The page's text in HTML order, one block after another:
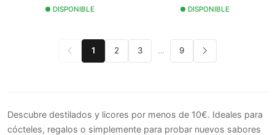
DISPONIBLE DISPONIBLE
1 2 3 … 9
Descubre destilados y licores por menos de 10€. Ideales para
cócteles, regalos o simplemente para probar nuevos sabores